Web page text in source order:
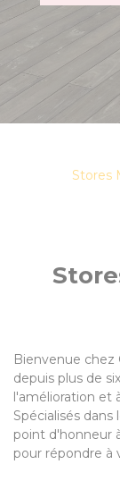
Stores
Bienvenue chez
depuis plus de
l'amélioration et
Spécialisés
point d'honneur
pour répondre à